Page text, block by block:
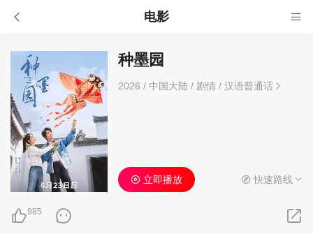
电影
种墨园
2026 / 中国大陆 / 剧情/ 汉语普通话
985
立即播放 快速路线